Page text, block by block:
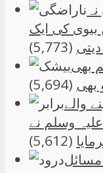
بیوی کی ایک
(5,773)
بھی
بھی (5,694)
والے
وسلم نے
(5,612)